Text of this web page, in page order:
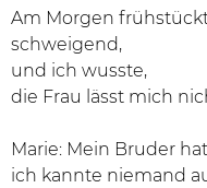
Am Morgen
schweigend,
und ich wusste,
die Frau lässt mich
Marie: Mein Bruder
ich kannte niemand